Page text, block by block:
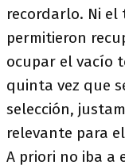
recordarlo. Ni el
permitieron
ocupar el vacío
quinta vez que
selección,
relevante para
A priori no iba a